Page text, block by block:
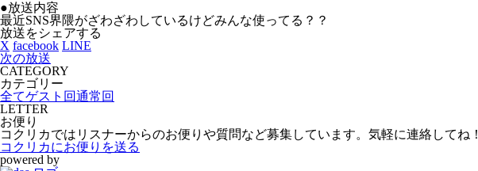
●放送内容
最近SNS界隈がざわざわしているけどみんな使ってる？？
放送をシェアする
X facebook LINE
次の放送
CATEGORY
カテゴリー
全てゲスト回通常回
LETTER
お便り
コクリカではリスナーからのお便りや質問など募集しています。気軽に連絡してね！
コクリカにお便りを送る
powered by